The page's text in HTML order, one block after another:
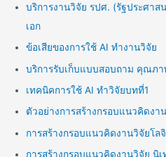
บริการงานวิจัย รปศ. (รัฐประศ
เอก
ข้อเสียของการใช้ AI ทำงานวิจัย
บริการรับเก็บแบบสอบถาม คุณภา
เทคนิคการใช้ AI ทำวิจัยบทที่1
ตัวอย่างการสร้างกรอบแนวคิดง
การสร้างกรอบแนวคิดงานวิจัยโล
การสร้างกรอบแนวคิดงานวิจัย นิ